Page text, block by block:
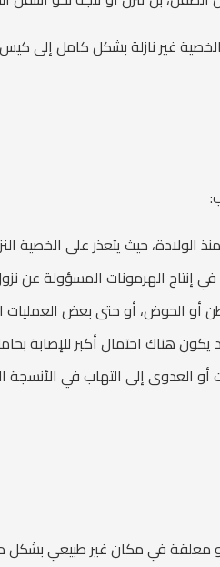
غير نازلة بشكل كامل إلى
الولادة، حيث يتعذر على الخصية
الهرمونات المسؤولة عن
أو الحوض، أو حتى بعض
هناك احتمال أكبر للإصابة
أو العدوى إلى التهاب في
معلقة في مكان غير طبيعي بشكل